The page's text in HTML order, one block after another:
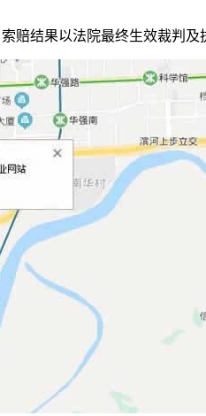
赔结果以法院最终生效裁判及